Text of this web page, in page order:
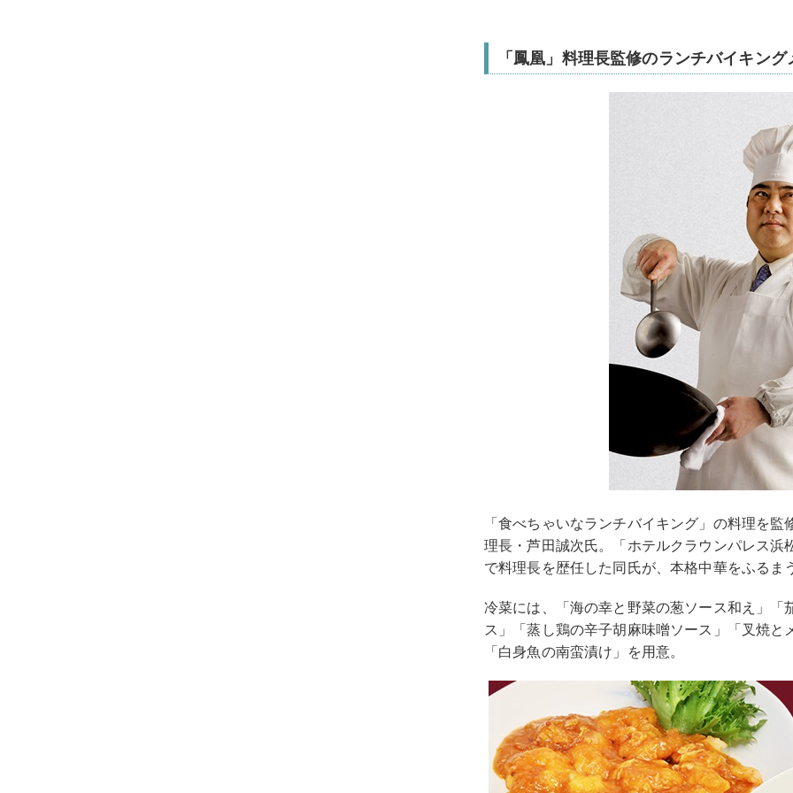
「鳳凰」料理長監修のランチバイキング
「食べちゃいなランチバイキング」の料理を
理長・芦田誠次氏。「ホテルクラウンパレス浜
で料理長を歴任した同氏が、本格中華をふるま
冷菜には、「海の幸と野菜の葱ソース和え」「
ス」「蒸し鶏の辛子胡麻味噌ソース」「叉焼
「白身魚の南蛮漬け」を用意。